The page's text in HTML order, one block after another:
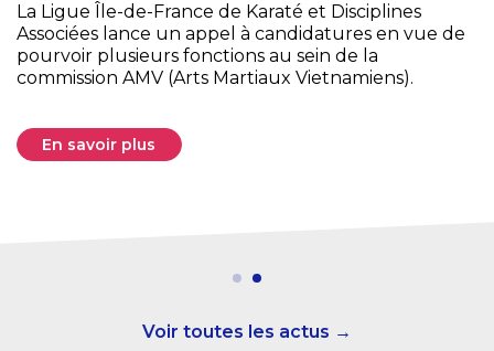
La Ligue Île-de-France de Karaté et Disciplines
Associées lance un appel à candidatures en vue de
pourvoir plusieurs fonctions au sein de la
commission AMV (Arts Martiaux Vietnamiens).
En savoir plus
Voir toutes les actus →